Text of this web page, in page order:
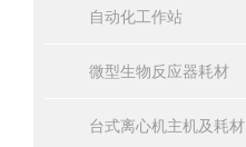
自动化工作站
微型生物反应器耗材
台式离心机主机及耗材